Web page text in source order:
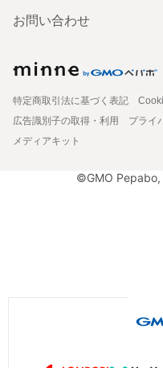
お問い合わせ
特定商取引法に基づく表記
広告識別子の取得・利用
プライ
メディアキット
©GMO